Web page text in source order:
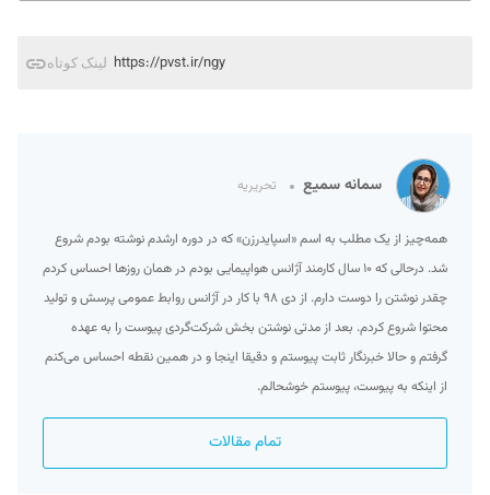
لینک کوتاه https://pvst.ir/ngy
سمانه سمیع تحریریه
همه‌چیز از یک مطلب به اسم «اسپایدرزن» که در دوره ارشدم نوشته بودم شروع
شد. درحالی که ۱۰ سال کارمند آژانس هواپیمایی بودم در همان روزها احساس کردم
چقدر نوشتن را دوست دارم. از دی ۹۸ با کار در آژانس روابط عمومی پرسش و تولید
محتوا شروع کردم. بعد از مدتی نوشتن بخش شرکت‌گردی پیوست را به عهده
گرفتم و حالا خبرنگار ثابت پیوستم و دقیقا اینجا و در همین نقطه احساس می‌کنم
از اینکه به پیوست، پیوستم خوشحالم.
تمام مقالات